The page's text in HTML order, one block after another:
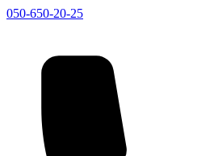
050-650-20-25